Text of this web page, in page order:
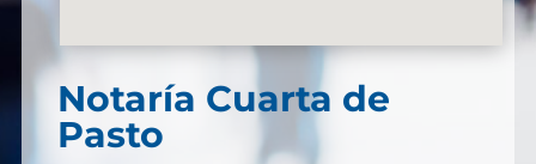
Notaría Cuarta de
Pasto